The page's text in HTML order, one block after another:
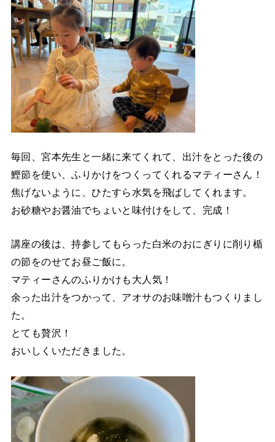
毎回、宮本先生と一緒に来てくれて、出汁をとった後の
鰹節を使い、ふりかけをつくってくれるマティーさん！
焦げないように、ひたすら水気を飛ばしてくれます。
お砂糖やお醤油でちょいと味付けをして、完成！
講座の後は、持参してもらった白米のおにぎりに削り楯
の節をのせてお昼ご飯に。
マティーさんのふりかけも大人気！
余った出汁をつかって、アオサのお味噌汁もつくりまし
た。
とても贅沢！
おいしくいただきました。